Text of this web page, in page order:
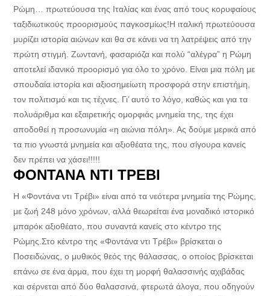
Ρώμη… πρωτεύουσα της Ιταλίας και ένας από τους κορυφαίους
ταξιδιωτικούς προορισμούς παγκοσμίως!Η ιταλική πρωτεύουσα
μυρίζει ιστορία αιώνων και θα σε κάνει να τη λατρέψεις από την
πρώτη στιγμή. Ζωντανή, φασαριόζα και πολύ “αλέγρα” η Ρώμη
αποτελεί ιδανικό προορισμό για όλο το χρόνο. Είναι μια πόλη με
σπουδαία ιστορία και αξιοσημείωτη προσφορά στην επιστήμη,
τον πολιτισμό και τις τέχνες. Γι’ αυτό το λόγο, καθώς και για τα
πολυάριθμα και εξαιρετικής ομορφιάς μνημεία της, της έχει
αποδοθεί η προσωνυμία «η αιώνια πόλη». Ας δούμε μερικά από
τα πιο γνωστά μνημεία και αξιοθέατα της, που σίγουρα κανείς
δεν πρέπει να χάσει!!!!!
ΦΟΝΤΑΝΑ ΝΤΙ ΤΡΕΒΙ
Η «Φοντάνα ντι Τρέβι» είναι από τα νεότερα μνημεία της Ρώμης,
με ζωή 248 μόνο χρόνων, αλλά θεωρείται ένα μοναδικό ιστορικό
μπαρόκ αξιοθέατο, που συναντά κανείς στο κέντρο της
Ρώμης.Στο κέντρο της «Φοντάνα ντι Τρέβι» βρίσκεται ο
Ποσειδώνας, ο μυθικός θεός της θάλασσας, ο οποίος βρίσκεται
επάνω σε ένα άρμα, που έχει τη μορφή θαλασσινής αχιβάδας
και σέρνεται από δύο θαλασσινά, φτερωτά άλογα, που οδηγούν